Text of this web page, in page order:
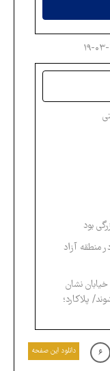
بود
منطقه آزاد
نشان
پلاکارد؛
دانلود این صفحه ۶